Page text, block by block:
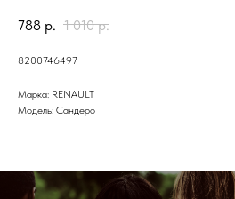
788 р. 1 010 р.
8200746497
Марка: RENAULT
Модель: Сандеро